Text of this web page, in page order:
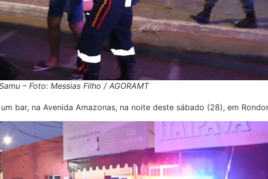
– Foto: Messias Filho / AGORAMT
bar, na Avenida Amazonas, na noite deste sábado (28), em